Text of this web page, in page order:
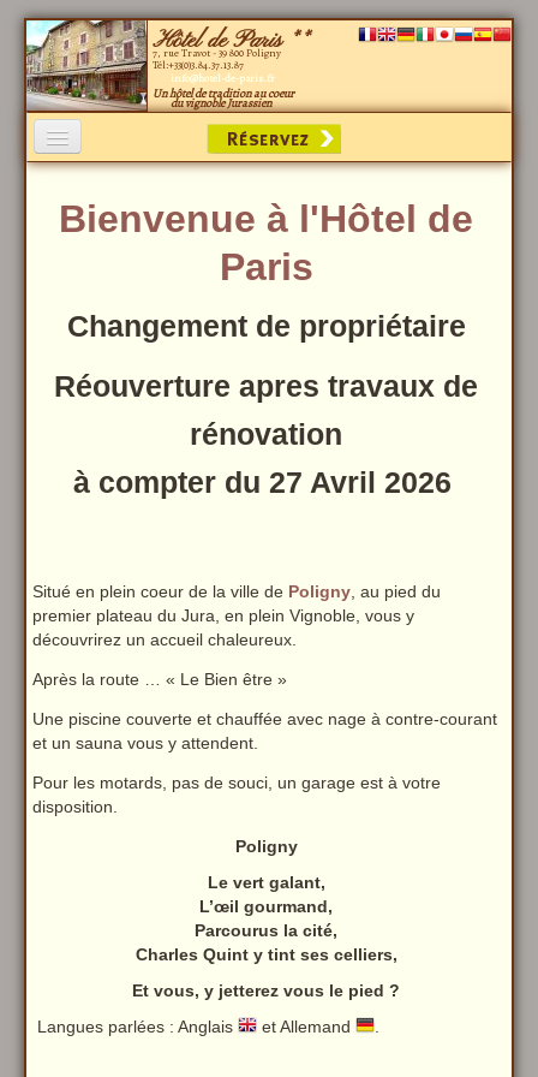
Hotel de Paris à Poligny - Jura - Franche-Comté
Hôtel de Paris **
7, rue Travot - 39 800 Poligny
Tél:+33(0)3.84.37.13.87
info@hotel-de-paris.fr
Un hôtel de tradition au coeur
du vignoble Jurassien
Bienvenue
Les chambres
Activités
Bienvenue à l'Hôtel de
Paris
Changement de propriétaire
Réouverture apres travaux de
rénovation
à compter du 27 Avril 2026
Situé en plein coeur de la ville de Poligny , au pied du
premier plateau du Jura, en plein Vignoble, vous y
découvrirez un accueil chaleureux.
Après la route … « Le Bien être »
Une piscine couverte et chauffée avec nage à contre-courant
et un sauna vous y attendent.
Pour les motards, pas de souci, un garage est à votre
disposition.
Poligny
Le vert galant,
L’œil gourmand,
Parcourus la cité,
Charles Quint y tint ses celliers,
Et vous, y jetterez vous le pied ?
Langues parlées : Anglais
et Allemand